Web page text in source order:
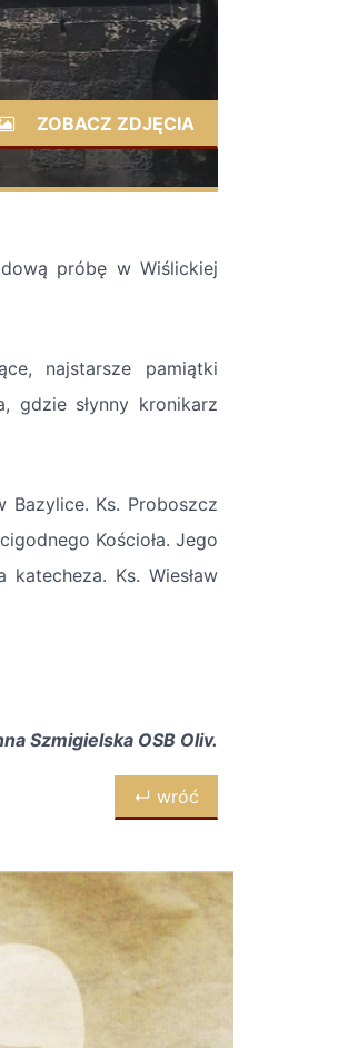
ZOBACZ ZDJĘCIA
próbę w Wiślickiej
najstarsze pamiątki
gdzie słynny kronikarz
Bazylice. Ks. Proboszcz
Kościoła. Jego
Ks. Wiesław
Szmigielska OSB Oliv.
↵ wróć